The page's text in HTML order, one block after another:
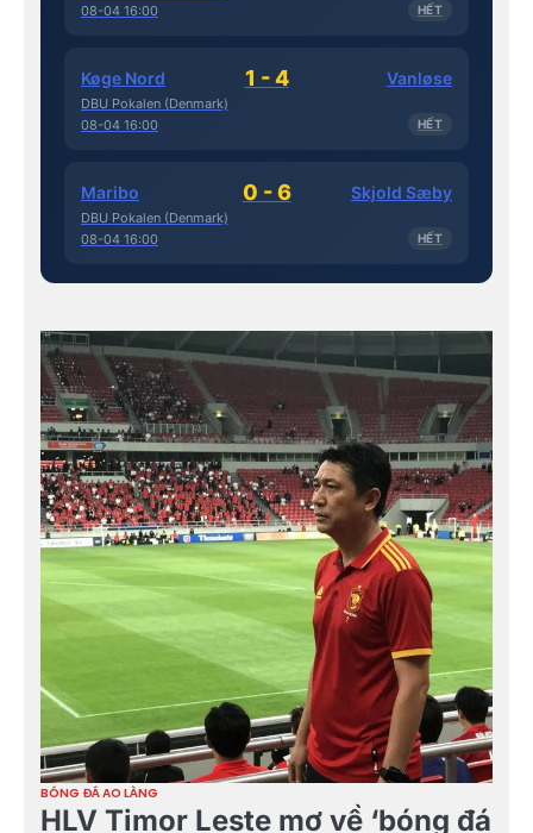
08-04 16:00
HẾT
Køge Nord 1 - 4 Vanløse
DBU Pokalen (Denmark)
08-04 16:00
HẾT
Maribo 0 - 6 Skjold Sæby
DBU Pokalen (Denmark)
08-04 16:00
HẾT
BÓNG ĐÁ AO LÀNG
HLV Timor Leste mơ về ‘bóng đá